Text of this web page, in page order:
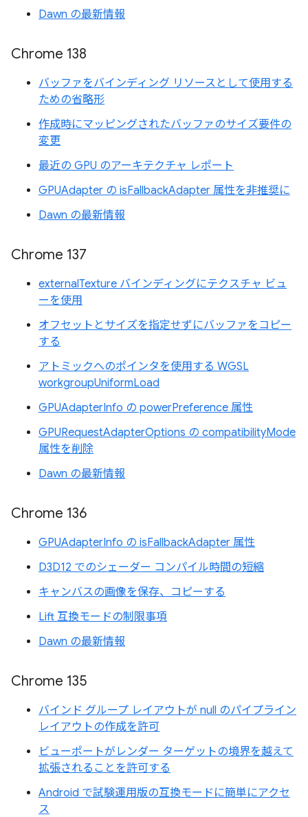
Dawn の最新情報
Chrome 138
バッファをバインディング リソースとして使用する
ための省略形
作成時にマッピングされたバッファのサイズ要件の
変更
最近の GPU のアーキテクチャ レポート
GPUAdapter の isFallbackAdapter 属性を非推奨に
Dawn の最新情報
Chrome 137
externalTexture バインディングにテクスチャ ビュ
ーを使用
オフセットとサイズを指定せずにバッファをコピー
する
アトミックへのポインタを使用する WGSL
workgroupUniformLoad
GPUAdapterInfo の powerPreference 属性
GPURequestAdapterOptions の compatibilityMode
属性を削除
Dawn の最新情報
Chrome 136
GPUAdapterInfo の isFallbackAdapter 属性
D3D12 でのシェーダー コンパイル時間の短縮
キャンバスの画像を保存、コピーする
Lift 互換モードの制限事項
Dawn の最新情報
Chrome 135
バインド グループ レイアウトが null のパイプライン
レイアウトの作成を許可
ビューポートがレンダー ターゲットの境界を越えて
拡張されることを許可する
Android で試験運用版の互換モードに簡単にアクセ
ス